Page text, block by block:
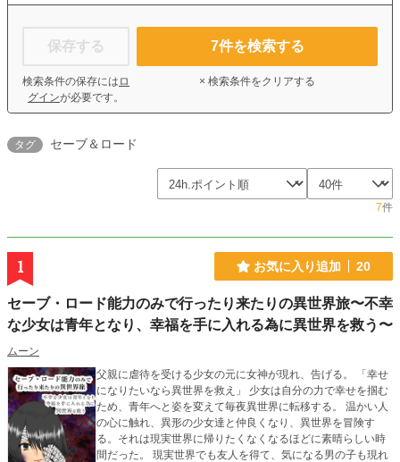
保存する
検索条件の保存には ロ
グインが必要です。
7件を検索する
× 検索条件をクリアする
タグ セーブ＆ロード
7件
1 お気に入り追加 20
セーブ・ロード能力のみで行ったり来たりの異世界旅〜不幸
な少女は青年となり、幸福を手に入れる為に異世界を救う〜
ムーン
父親に虐待を受ける少女の元に女神が現れ、告げる。 「幸せ
になりたいなら異世界を救え」 少女は自分の力で幸せを掴む
ため、青年へと姿を変えて毎夜異世界に転移する。 温かい人
の心に触れ、異形の少女達と仲良くなり、異世界を冒険す
る。それは現実世界に帰りたくなくなるほどに素晴らしい時
間だった。 現実世界でも友人を得て、気になる男の子も現れ